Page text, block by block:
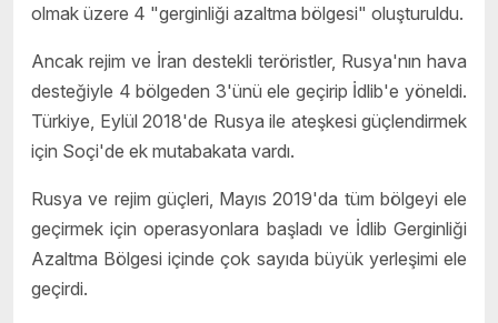
olmak üzere 4 "gerginliği azaltma bölgesi" oluşturuldu.
Ancak rejim ve İran destekli teröristler, Rusya'nın hava
desteğiyle 4 bölgeden 3'ünü ele geçirip İdlib'e yöneldi.
Türkiye, Eylül 2018'de Rusya ile ateşkesi güçlendirmek
için Soçi'de ek mutabakata vardı.
Rusya ve rejim güçleri, Mayıs 2019'da tüm bölgeyi ele
geçirmek için operasyonlara başladı ve İdlib Gerginliği
Azaltma Bölgesi içinde çok sayıda büyük yerleşimi ele
geçirdi.